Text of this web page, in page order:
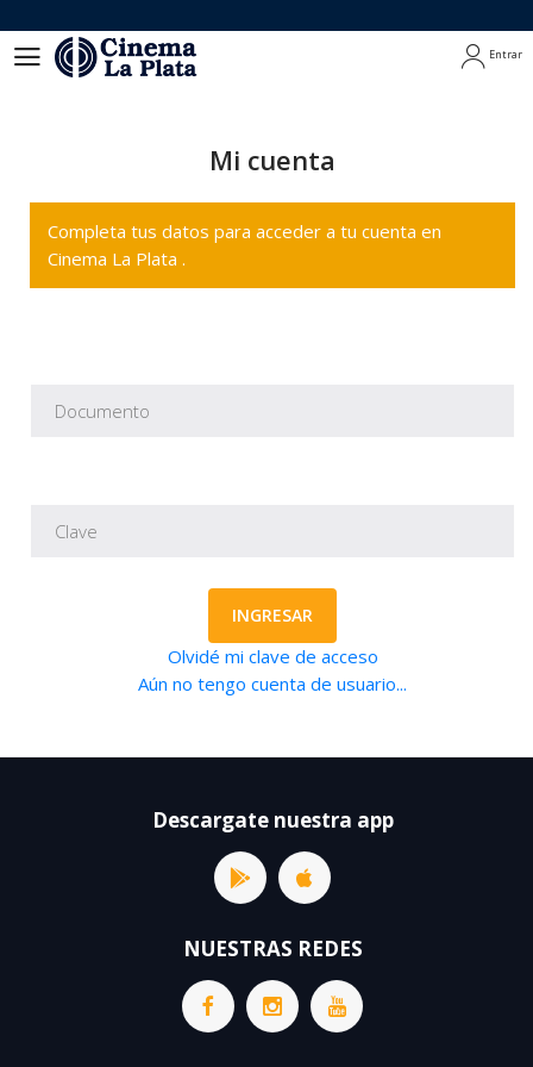
Entrar
Mi cuenta
Completa tus datos para acceder a tu cuenta en
Cinema La Plata .
INGRESAR
Olvidé mi clave de acceso
Aún no tengo cuenta de usuario...
Descargate nuestra app
NUESTRAS REDES